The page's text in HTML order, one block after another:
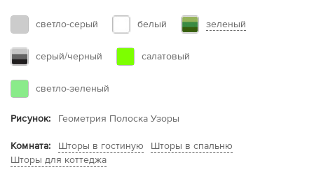
светло-серый белый зеленый
серый/черный салатовый
светло-зеленый
Рисунок: Геометрия Полоска Узоры
Комната: Шторы в гостиную
Шторы в спальню
Шторы для коттеджа